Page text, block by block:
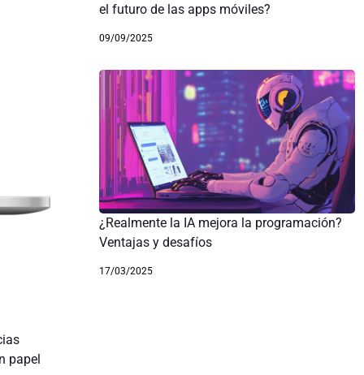
papel
el futuro de las apps móviles?
09/09/2025
¿Realmente la IA mejora la programación?
Ventajas y desafíos
17/03/2025